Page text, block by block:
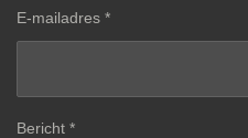
E-mailadres *
Bericht *